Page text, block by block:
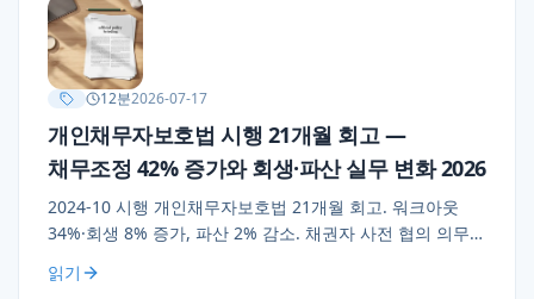
12분2026-07-17
개인채무자보호법 시행 21개월 회고 —
채무조정 42% 증가와 회생·파산 실무 변화 2026
2024-10 시행 개인채무자보호법 21개월 회고. 워크아웃
34%·회생 8% 증가, 파산 2% 감소. 채권자 사전 협의 의무로
소요일 108→89일. 지금 채무 정리하는 분들 실무 조언
읽기